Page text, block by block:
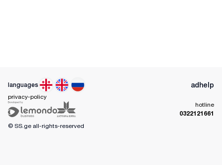
languages adhelp
privacy-policy
hotline
0322121661
© SS.ge all-rights-reserved